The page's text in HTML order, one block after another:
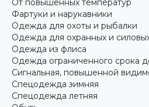
Фартуки и нарукавники
Одежда для охоты и рыбалки
Одежда для охранных и
Одежда из флиса
Одежда ограниченного срока
Сигнальная, повышенной
Спецодежда зимняя
Спецодежда летняя